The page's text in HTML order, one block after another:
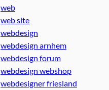
web
web site
webdesign
webdesign arnhem
webdesign forum
webdesign webshop
webdesigner friesland